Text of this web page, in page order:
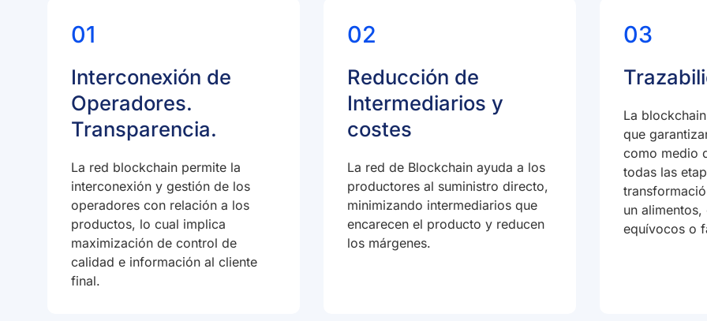
01
Interconexión de
Operadores.
Transparencia.
La red blockchain permite la
interconexión y gestión de los
operadores con relación a los
productos, lo cual implica
maximización de control de
calidad e información al cliente
final.
02
Reducción de
Intermediarios y
costes
La red de Blockchain ayuda a los
productores al suministro directo,
minimizando intermediarios que
encarecen el producto y reducen
los márgenes.
03
La
que
como medio
todas las
un
equívocos o